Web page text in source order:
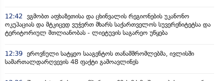
12:42 ვგმობთ აფხაზეთისა და ცხინვალის რეგიონების უკანონო
ოკუპაციას და მტკიცედ ვუჭერთ მხარს საქართველოს სუვერენიტეტსა და
ტერიტორიულ მთლიანობას - ლიეტუვის საგარეო უწყება
12:39 ეროვნული სატყეო სააგენტოს თანამშრომლებმა, ივლისში
სამართალდარღვევის 48 ფაქტი გამოავლინეს